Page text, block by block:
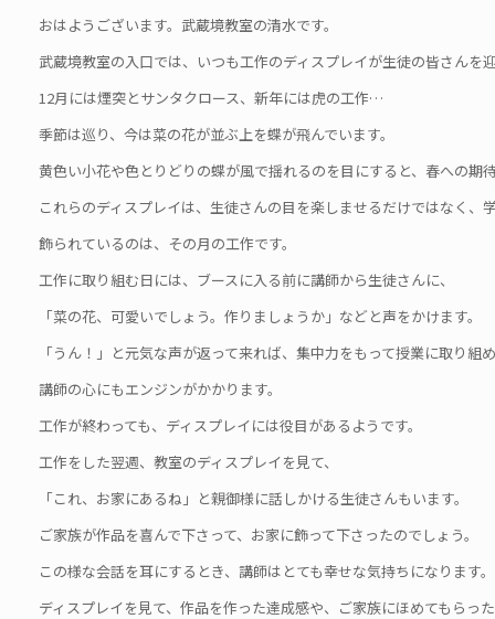
おはようございます。武蔵境教室の清水です。
武蔵境教室の入口では、いつも工作のディスプレイが生徒の皆さんを迎
12月には煙突とサンタクロース、新年には虎の工作…
季節は巡り、今は菜の花が並ぶ上を蝶が飛んでいます。
黄色い小花や色とりどりの蝶が風で揺れるのを目にすると、春への期
これらのディスプレイは、生徒さんの目を楽しませるだけではなく、
飾られているのは、その月の工作です。
工作に取り組む日には、ブースに入る前に講師から生徒さんに、
「菜の花、可愛いでしょう。作りましょうか」などと声をかけます。
「うん！」と元気な声が返って来れば、集中力をもって授業に取り組
講師の心にもエンジンがかかります。
工作が終わっても、ディスプレイには役目があるようです。
工作をした翌週、教室のディスプレイを見て、
「これ、お家にあるね」と親御様に話しかける生徒さんもいます。
ご家族が作品を喜んで下さって、お家に飾って下さったのでしょう。
この様な会話を耳にするとき、講師はとても幸せな気持ちになります。
ディスプレイを見て、作品を作った達成感や、ご家族にほめてもらっ